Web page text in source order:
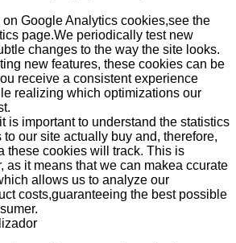
Google Analytics cookies,see the
page.We periodically test new
changes to the way the site looks.
new features, these cookies can be
receive a consistent experience
realizing which optimizations our
is important to understand the statistics
our site actually buy and, therefore,
these cookies will track. This is
as it means that we can makea ccurate
allows us to analyze our
costs,guaranteeing the best possible